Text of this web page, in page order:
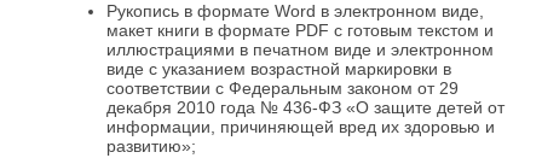
Рукопись в формате Word в электронном виде,
макет книги в формате PDF с готовым текстом и
иллюстрациями в печатном виде и электронном
виде с указанием возрастной маркировки в
соответствии с Федеральным законом от 29
декабря 2010 года № 436-ФЗ «О защите детей от
информации, причиняющей вред их здоровью и
развитию»;